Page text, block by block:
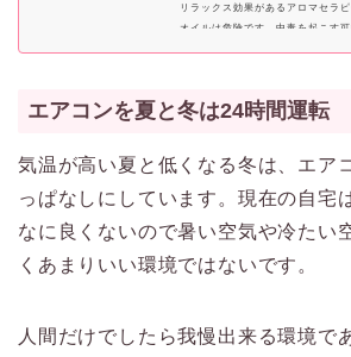
リラックス効果があるアロマセラ
オイルは危険です。中毒を起こす
エアコンを夏と冬は24時間運転
気温が高い夏と低くなる冬は、エア
っぱなしにしています。現在の自宅
なに良くないので暑い空気や冷たい
くあまりいい環境ではないです。
人間だけでしたら我慢出来る環境で